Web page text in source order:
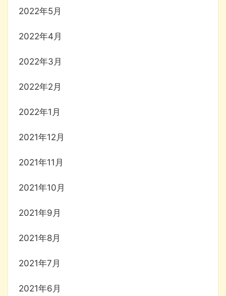
2022年5月
2022年4月
2022年3月
2022年2月
2022年1月
2021年12月
2021年11月
2021年10月
2021年9月
2021年8月
2021年7月
2021年6月